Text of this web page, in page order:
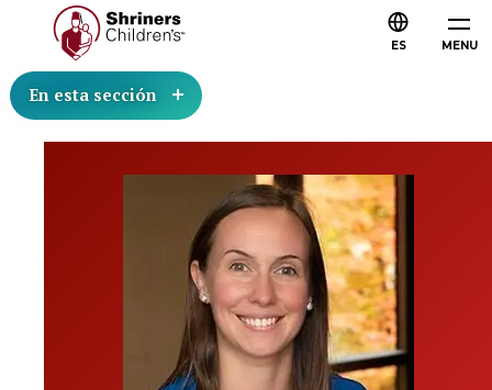
MENU
ES
En esta sección